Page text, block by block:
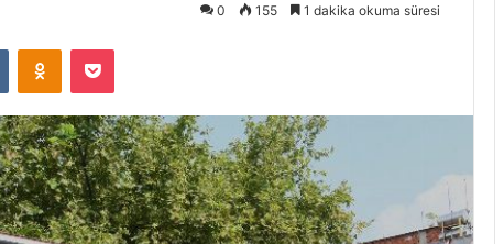
0 155 1 dakika okuma süresi
VKontakteOdnoklassniki
Pocket